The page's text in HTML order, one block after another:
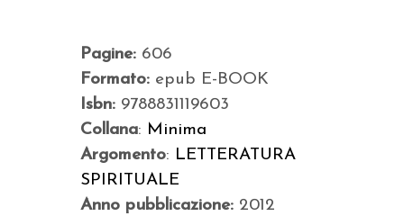
Pagine: 606
Formato: epub E-BOOK
Isbn: 9788831119603
Collana: Minima
Argomento: LETTERATURA
SPIRITUALE
Anno pubblicazione: 2012